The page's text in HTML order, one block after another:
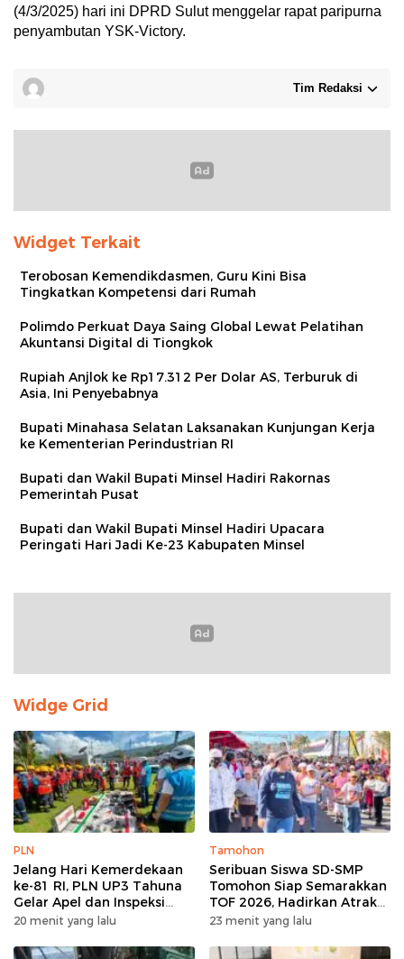
(4/3/2025) hari ini DPRD Sulut menggelar rapat paripurna
penyambutan YSK-Victory.
Tim Redaksi
Widget Terkait
Terobosan Kemendikdasmen, Guru Kini Bisa
Tingkatkan Kompetensi dari Rumah
Polimdo Perkuat Daya Saing Global Lewat Pelatihan
Akuntansi Digital di Tiongkok
Rupiah Anjlok ke Rp17.312 Per Dolar AS, Terburuk di
Asia, Ini Penyebabnya
Bupati Minahasa Selatan Laksanakan Kunjungan Kerja
ke Kementerian Perindustrian RI
Bupati dan Wakil Bupati Minsel Hadiri Rakornas
Pemerintah Pusat
Bupati dan Wakil Bupati Minsel Hadiri Upacara
Peringati Hari Jadi Ke-23 Kabupaten Minsel
Widge Grid
PLN
Jelang Hari Kemerdekaan
ke-81 RI, PLN UP3 Tahuna
Gelar Apel dan Inspeksi
Peralatan Guna Pastikan
Kepulauan Nusa Utara
20 menit yang lalu
Tamohon
Seribuan Siswa SD-SMP
Tomohon Siap Semarakkan
TOF 2026, Hadirkan Atraksi
Kolosal dan Harmoni Seni
23 menit yang lalu